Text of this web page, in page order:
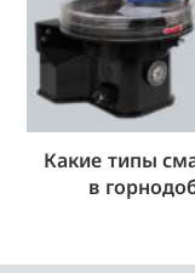
Какие типы
в